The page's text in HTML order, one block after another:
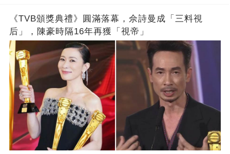
《TVB頒獎典禮》圓滿落幕，佘詩曼成「三料視
后」，陳豪時隔16年再獲「視帝」